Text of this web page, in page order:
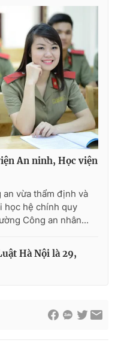
897
không có sự chấp
khi phát hành lại
An ninh, Học viện
vừa thẩm định và
học hệ chính quy
Công an nhân...
Hà Nội là 29,